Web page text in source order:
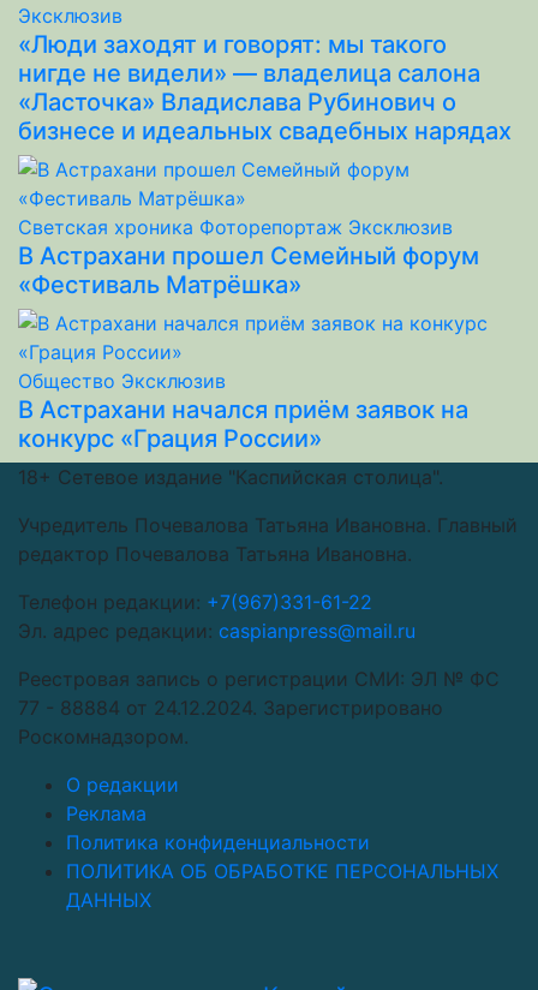
Эксклюзив
«Люди заходят и говорят: мы такого
нигде не видели» — владелица салона
«Ласточка» Владислава Рубинович о
бизнесе и идеальных свадебных нарядах
Светская хроника Фоторепортаж Эксклюзив
В Астрахани прошел Семейный форум
«Фестиваль Матрёшка»
Общество Эксклюзив
В Астрахани начался приём заявок на
конкурс «Грация России»
18+ Сетевое издание "Каспийская столица".
Учредитель Почевалова Татьяна Ивановна. Главный
редактор Почевалова Татьяна Ивановна.
Телефон редакции: +7(967)331-61-22
Эл. адрес редакции: caspianpress@mail.ru
Реестровая запись о регистрации СМИ: ЭЛ № ФС
77 - 88884 от 24.12.2024. Зарегистрировано
Роскомнадзором.
О редакции
Реклама
Политика конфиденциальности
ПОЛИТИКА ОБ ОБРАБОТКЕ ПЕРСОНАЛЬНЫХ
ДАННЫХ